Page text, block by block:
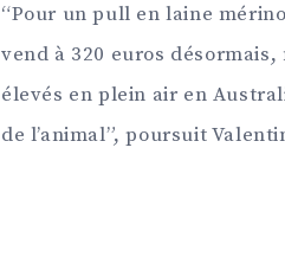
“Pour un pull en laine
vend à 320 euros
élevés en plein air en
de l’animal”, poursuit